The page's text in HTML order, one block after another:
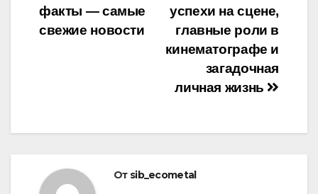
успехи на сцене,
главные роли в
кинематографе и
загадочная
личная жизнь
факты — самые
свежие новости
От sib_ecometal